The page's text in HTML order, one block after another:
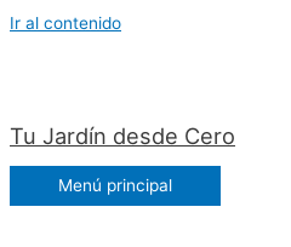
Ir al contenido
Tu Jardín desde Cero
Menú principal